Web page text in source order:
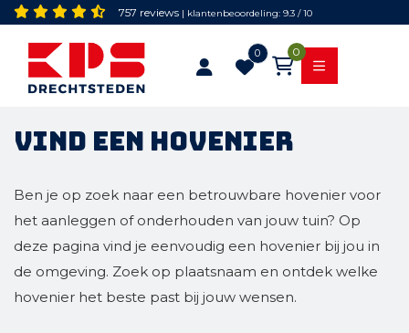
757 reviews | klantenbeoordeling: 9.3 / 10
0 0
Vind een hovenier
Ben je op zoek naar een betrouwbare hovenier voor
het aanleggen of onderhouden van jouw tuin? Op
deze pagina vind je eenvoudig een hovenier bij jou in
de omgeving. Zoek op plaatsnaam en ontdek welke
hovenier het beste past bij jouw wensen.